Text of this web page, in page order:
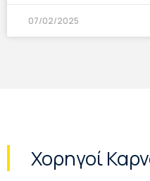
07/02/2025
Χορηγοί